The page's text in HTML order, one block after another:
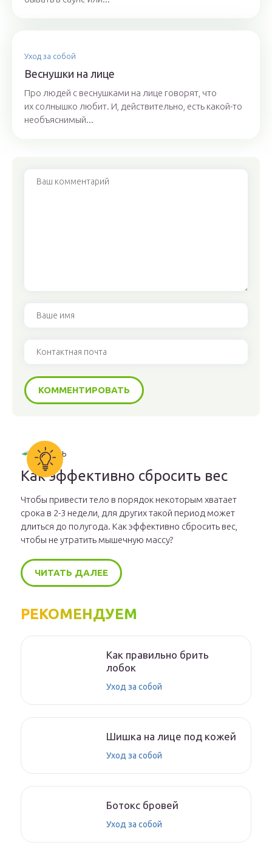
Уход за собой
Веснушки на лице
Про людей с веснушками на лице говорят, что
их солнышко любит. И, действительно, есть какой-то
необъяснимый...
Как эффективно сбросить вес
Чтобы привести тело в порядок некоторым хватает
срока в 2-3 недели, для других такой период может
длиться до полугода. Как эффективно сбросить вес,
чтобы не утратить мышечную массу?
ЧИТАТЬ ДАЛЕЕ
РЕКОМЕНДУЕМ
Как правильно брить
лобок
Уход за собой
Шишка на лице под кожей
Уход за собой
Ботокс бровей
Уход за собой